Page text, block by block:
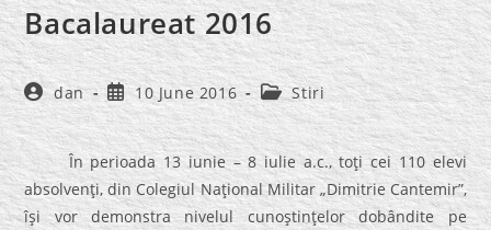
Bacalaureat 2016
Post
author:
dan
Post
published:
10 June 2016
Post
category:
Stiri
În perioada 13 iunie – 8 iulie a.c., toţi cei 110 elevi
absolvenţi, din Colegiul Naţional Militar „Dimitrie Cantemir”,
îşi vor demonstra nivelul cunoştinţelor dobândite pe